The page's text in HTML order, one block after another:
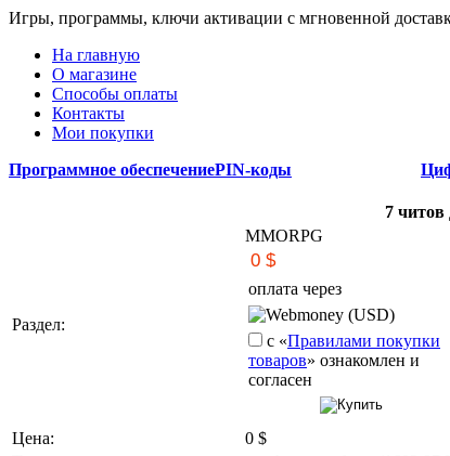
Игры, программы, ключи активации с мгновенной
На главную
О магазине
Способы оплаты
Контакты
Мои покупки
Программное обеспечениеPIN-коды
7
Раздел:
MMORPG
оплата через
Webmoney (USD)
с «Правилами покупки
товаров» ознакомлен и
согласен
Цена: 0 $